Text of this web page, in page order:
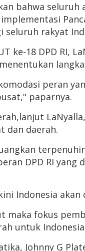
bahwa
implementasi
seluruh rakyat
ke-18 DPD RI,
peran
paparnya.
dan daerah.
DPD RI
Indonesia
fokus
untuk
Johnny G